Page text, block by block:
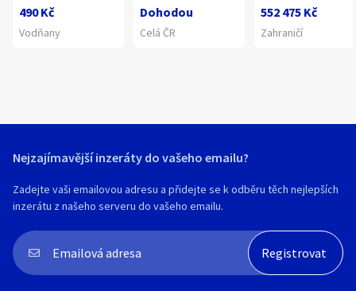
490 Kč
Vodňany
Dohodou
Celá ČR
552 475 Kč
Zahraničí
Nejzajímavější inzeráty do vašeho emailu?
Zadejte vaši emailovou adresu a přidejte se k odběru těch nejlepších
inzerátu z našeho serveru do vašeho emailu.